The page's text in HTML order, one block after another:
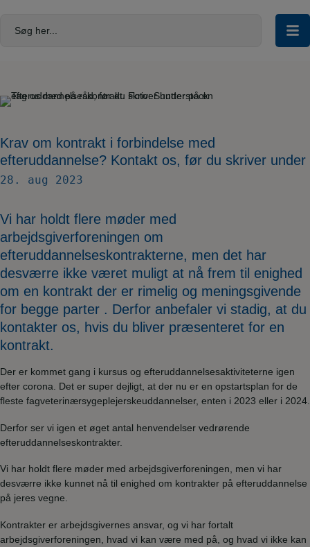
indholdet
Søg her...
Krav om kontrakt i forbindelse med
efteruddannelse? Kontakt os, før du skriver under
28. aug 2023
Vi har holdt flere møder med
arbejdsgiverforeningen om
efteruddannelseskontrakterne, men det har
desværre ikke været muligt at nå frem til enighed
om en kontrakt der er rimelig og meningsgivende
for begge parter . Derfor anbefaler vi stadig, at du
kontakter os, hvis du bliver præsenteret for en
kontrakt.
Der er kommet gang i kursus og efteruddannelsesaktiviteterne igen
efter corona. Det er super dejligt, at der nu er en opstartsplan for de
fleste fagveterinærsygeplejerskeuddannelser, enten i 2023 eller i 2024.
Derfor ser vi igen et øget antal henvendelser vedrørende
efteruddannelseskontrakter.
Vi har holdt flere møder med arbejdsgiverforeningen, men vi har
desværre ikke kunnet nå til enighed om kontrakter på efteruddannelse
på jeres vegne.
Kontrakter er arbejdsgivernes ansvar, og vi har fortalt
arbejdsgiverforeningen, hvad vi kan være med på, og hvad vi ikke kan